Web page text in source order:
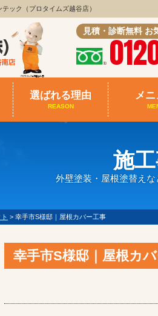
ック（プロタイムズ越谷店）
見積・診断無料 お
選ばれる理由
REASON
メ
施
外壁塗装・屋根塗替え
> 幸手市S様邸｜屋根カバー工事
幸手市S様邸｜屋根カ